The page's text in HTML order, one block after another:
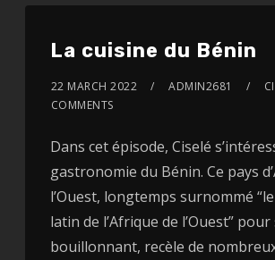
La cuisine du Bénin
22 MARCH 2022 ADMIN2681
COMMENTS
Dans cet épisode, Ciselé
gastronomie du Bénin. Ce pays
l’Ouest, longtemps surnommé
latin de l’Afrique de l’Ouest”
bouillonnant, recèle de